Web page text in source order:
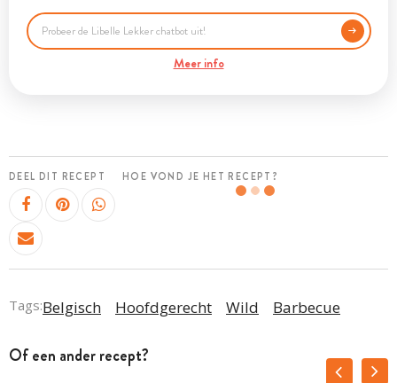
Meer info
DEEL DIT RECEPT HOE VOND JE HET RECEPT?
Tags:Belgisch Hoofdgerecht Wild Barbecue
Of een ander recept?